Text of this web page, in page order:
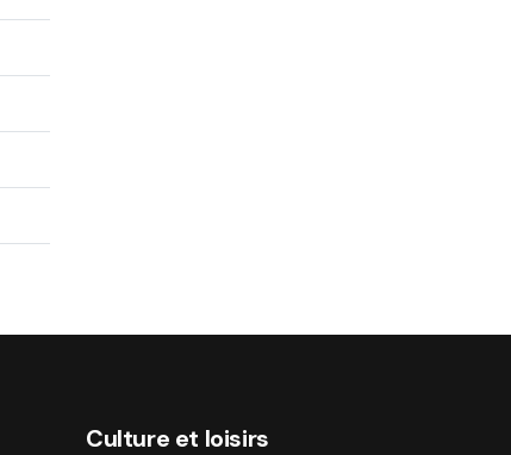
Culture et loisirs